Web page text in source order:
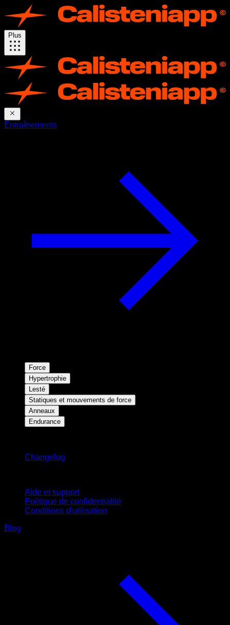
Plus
Entraînements
Force
Hypertrophie
Lesté
Statiques et mouvements de force
Anneaux
Endurance
Changelog
Aide et support
Politique de confidentialité
Conditions d'utilisation
Blog